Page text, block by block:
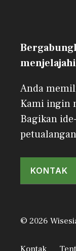
Anda
Kami ingin
Bagikan
KONTAK
© 2026